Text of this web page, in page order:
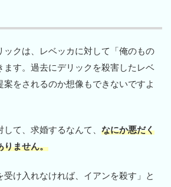
ックは、レベッカに対して「俺のもの
ます。過去にデリックを殺害したレベ
案をされるのか想像もできないですよ
て、求婚するなんて、 なにか悪だく
りません。
受け入れなければ、イアンを殺す」と